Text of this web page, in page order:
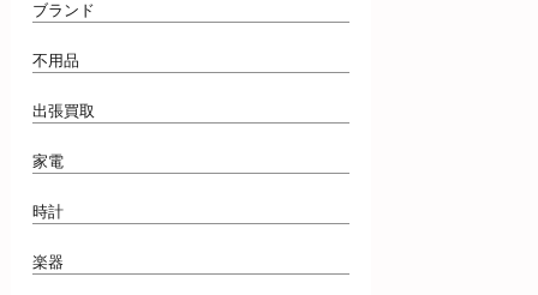
ブランド
不用品
出張買取
家電
時計
楽器